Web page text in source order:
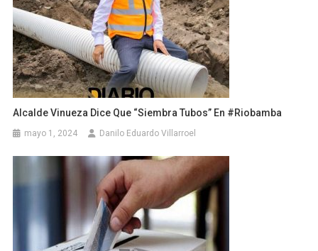
Alcalde Vinueza Dice Que “siembra Tubos” En #Riobamba
mayo 1, 2024 Danilo Eduardo Villarroel